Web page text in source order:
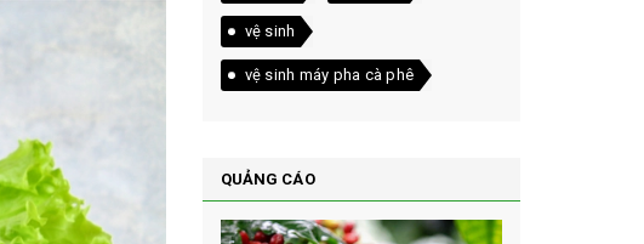
vệ sinh
vệ sinh máy pha cà phê
QUẢNG CÁO